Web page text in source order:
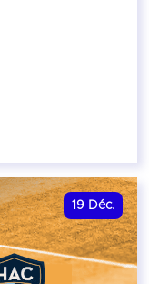
19 Déc.